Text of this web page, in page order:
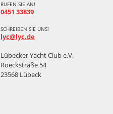
RUFEN SIE AN!
0451 33839
SCHREIBEN SIE UNS!
lyc@lyc.de
Lübecker Yacht Club e.V.
Roeckstraße 54
23568 Lübeck